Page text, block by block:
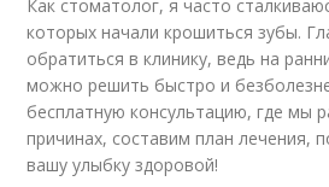
Как стоматолог, я часто
которых начали крошиться зубы.
обратиться в клинику, ведь на
можно решить быстро и
бесплатную консультацию, где мы
причинах, составим план лечения,
вашу улыбку здоровой!